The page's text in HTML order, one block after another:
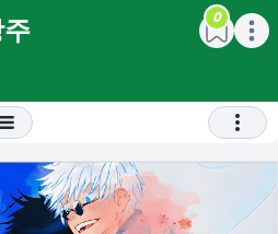
Open
0